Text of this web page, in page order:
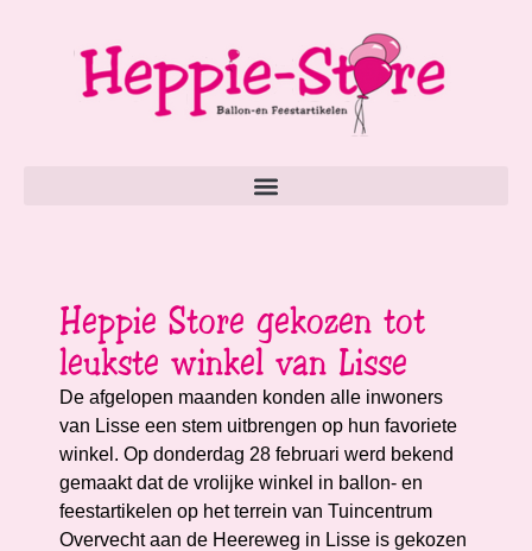
Heppie Store gekozen tot
leukste winkel van Lisse
De afgelopen maanden konden alle inwoners
van Lisse een stem uitbrengen op hun favoriete
winkel. Op donderdag 28 februari werd bekend
gemaakt dat de vrolijke winkel in ballon- en
feestartikelen op het terrein van Tuincentrum
Overvecht aan de Heereweg in Lisse is gekozen